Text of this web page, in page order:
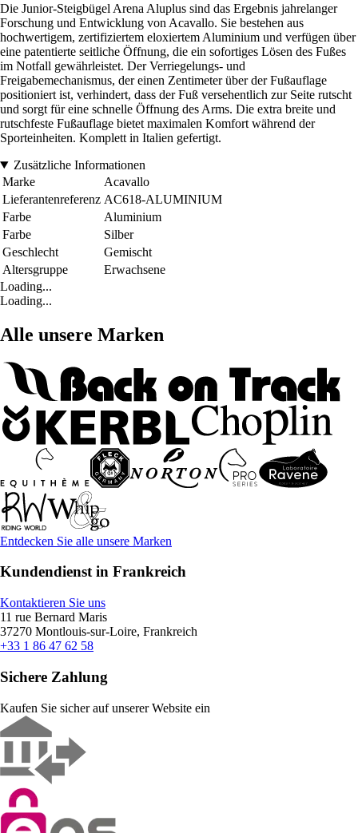
Die Junior-Steigbügel Arena Aluplus sind das Ergebnis jahrelanger
Forschung und Entwicklung von Acavallo. Sie bestehen aus
hochwertigem, zertifiziertem eloxiertem Aluminium und verfügen über
eine patentierte seitliche Öffnung, die ein sofortiges Lösen des Fußes
im Notfall gewährleistet. Der Verriegelungs- und
Freigabemechanismus, der einen Zentimeter über der Fußauflage
positioniert ist, verhindert, dass der Fuß versehentlich zur Seite rutscht
und sorgt für eine schnelle Öffnung des Arms. Die extra breite und
rutschfeste Fußauflage bietet maximalen Komfort während der
Sporteinheiten. Komplett in Italien gefertigt.
Zusätzliche Informationen
Marke
Acavallo
Lieferantenreferenz AC618-ALUMINIUM
Farbe
Aluminium
Farbe
Silber
Geschlecht
Gemischt
Altersgruppe
Erwachsene
Loading...
Loading...
Alle unsere Marken
Entdecken Sie alle unsere Marken
Kundendienst in Frankreich
Kontaktieren Sie uns
11 rue Bernard Maris
37270 Montlouis-sur-Loire, Frankreich
+33 1 86 47 62 58
Sichere Zahlung
Kaufen Sie sicher auf unserer Website ein